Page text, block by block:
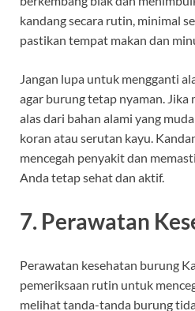
kandang secara rutin, minimal
pastikan tempat makan dan
Jangan lupa untuk mengganti
agar burung tetap nyaman. Jika
alas dari bahan alami yang
koran atau serutan kayu.
mencegah penyakit dan
Anda tetap sehat dan aktif.
7. Perawatan
Perawatan kesehatan burung
pemeriksaan rutin untuk
melihat tanda-tanda burung